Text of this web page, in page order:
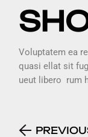
Voluptatem ea
quasi ellat sit
ueut libero rum